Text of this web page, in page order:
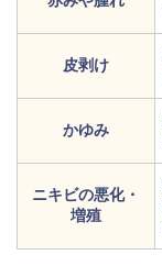
皮剥け
かゆみ
ニキビの悪化・
増殖